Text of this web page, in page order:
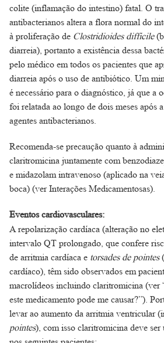
colite (inflamação do intestino) fatal. O
antibacterianos altera a flora normal do
à proliferação de Clostridioides difficile
diarreia), portanto a existência dessa
pelo médico em todos os pacientes que
diarreia após o uso de antibiótico. Um
é necessário para o diagnóstico, já que a
foi relatada ao longo de dois meses após
agentes antibacterianos.
Recomenda-se precaução quanto à
claritromicina juntamente com
e midazolam intravenoso (aplicado na
boca) (ver Interações Medicamentosas).
Eventos cardiovasculares:
A repolarização cardíaca (alteração no
intervalo QT prolongado, que confere
de arritmia cardíaca e torsades de pointes
cardíaco), têm sido observados em
macrolídeos incluindo claritromicina (ver
este medicamento pode me causar?”).
levar ao aumento da arritmia ventricular
pointes), com isso claritromicina deve